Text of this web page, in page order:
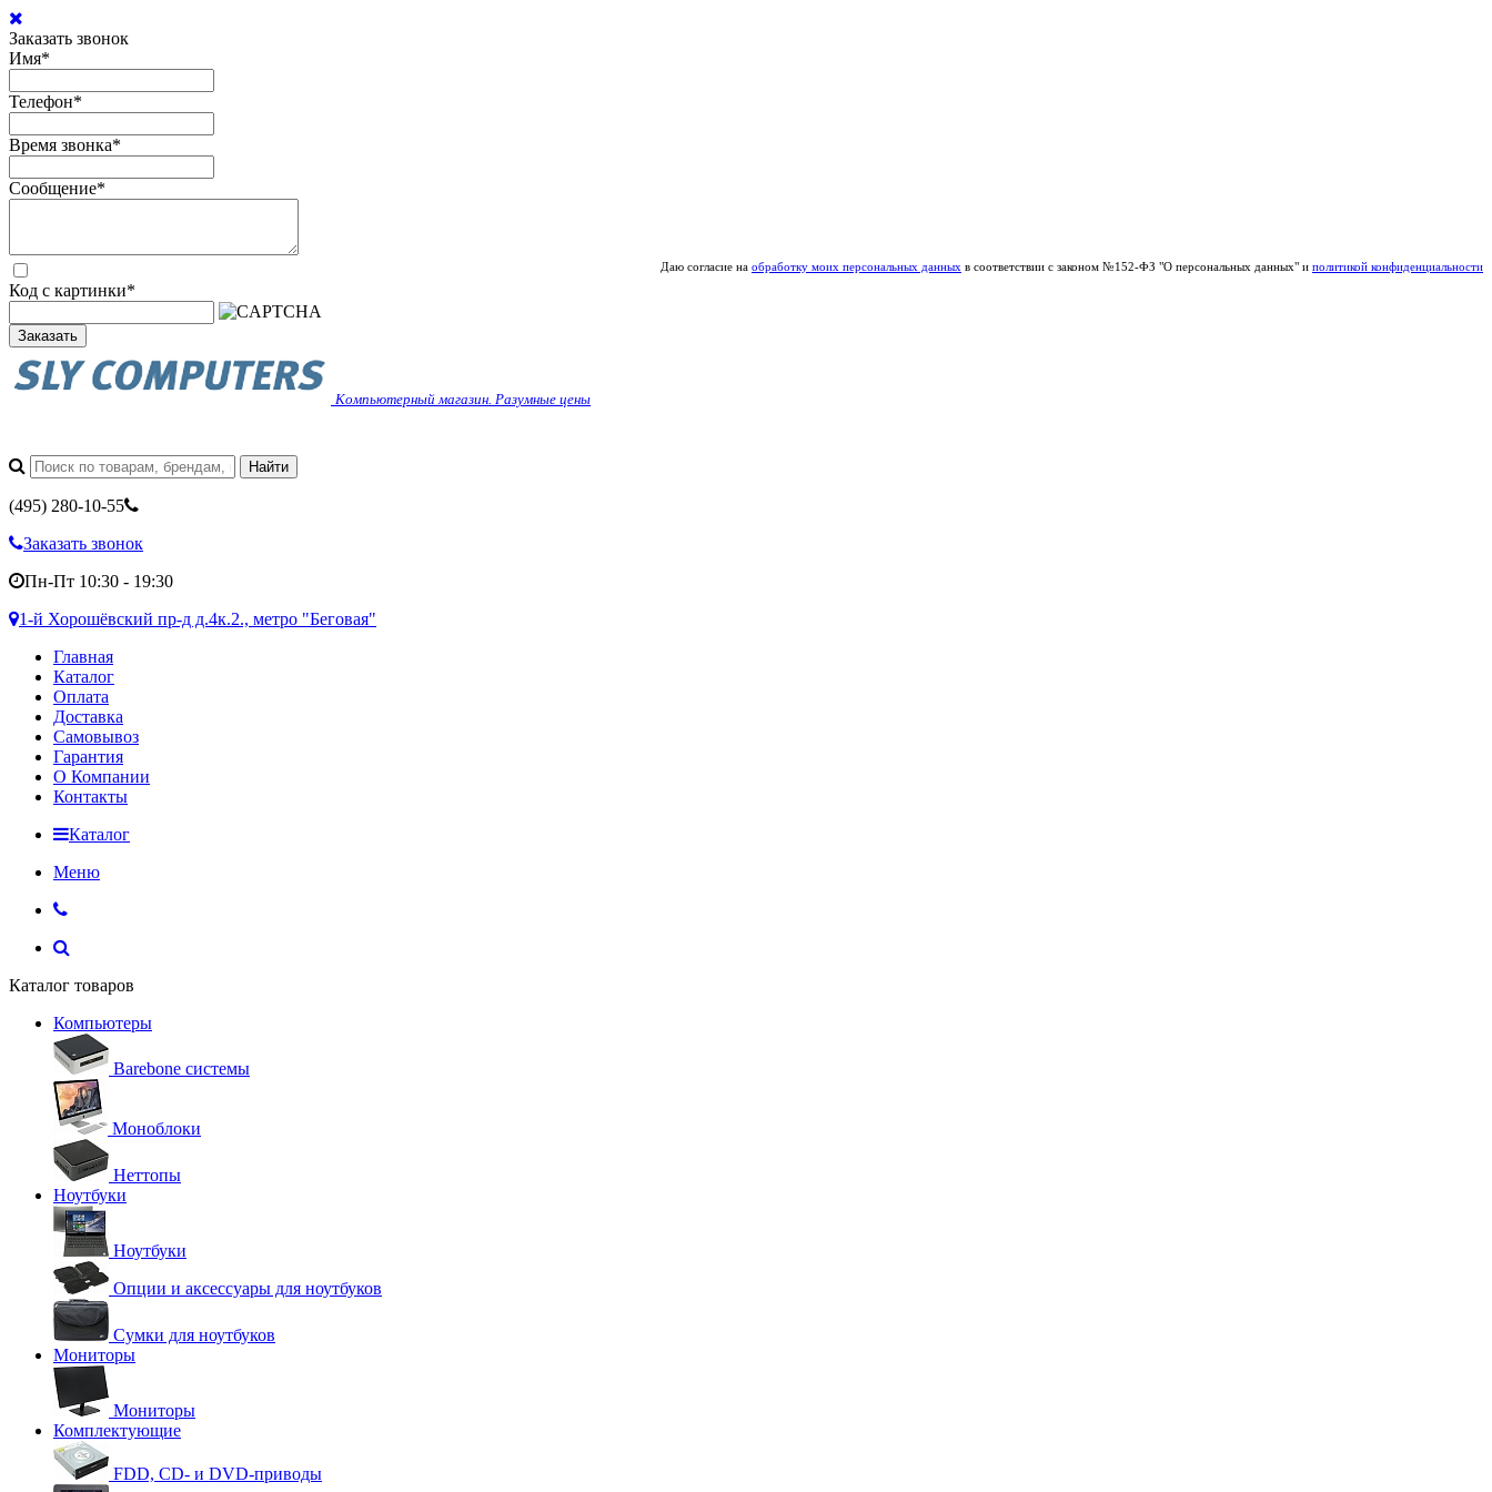
Заказать звонок
Имя*
Телефон*
Время звонка*
Сообщение*
Даю согласие на обработку моих персональных данных в соответствии с законом №152-ФЗ "О персональных данных" и политикой конфиденциальности
Код с картинки*
Заказать
Компьютерный магазин. Разумные цены
(495) 280-10-55
Заказать звонок
Пн-Пт 10:30 - 19:30
1-й Хорошёвский пр-д д.4к.2., метро "Беговая"
Главная
Каталог
Оплата
Доставка
Самовывоз
Гарантия
О Компании
Контакты
Каталог
Меню
Каталог товаров
Компьютеры
Barebone системы
Моноблоки
Неттопы
Ноутбуки
Ноутбуки
Опции и аксессуары для ноутбуков
Сумки для ноутбуков
Мониторы
Мониторы
Комплектующие
FDD, CD- и DVD-приводы